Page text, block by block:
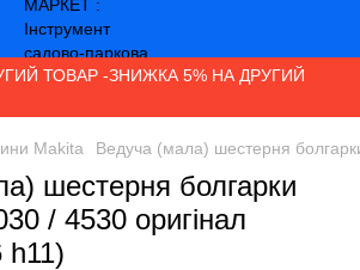
ТОВАР -ЗНИЖКА 5% НА ДРУГИЙ
Makita Ведуча (мала) шестерня
шестерня болгарки
/ 4530 оригінал
h11)